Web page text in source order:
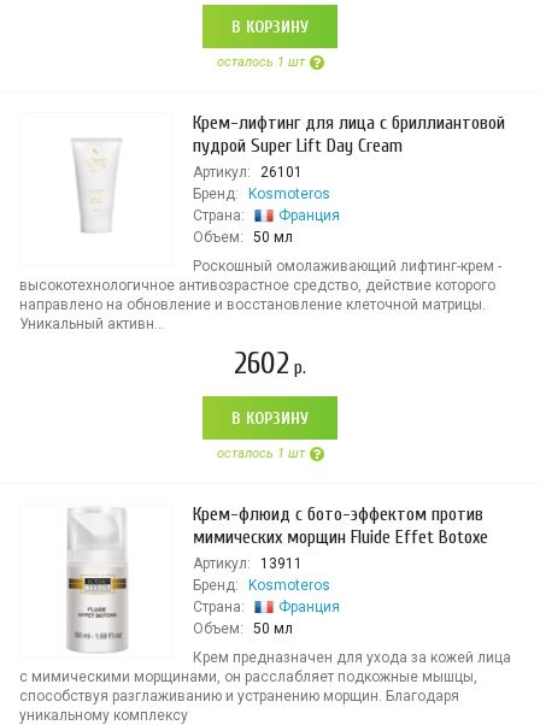
В КОРЗИНУ
осталось 1 шт
Крем-лифтинг для лица с бриллиантовой
пудрой Super Lift Day Cream
Артикул:
26101
Бренд:
Kosmoteros
Страна:
Франция
Объем:
50 мл
Роскошный омолаживающий лифтинг-крем -
высокотехнологичное антивозрастное средство, действие которого
направлено на обновление и восстановление клеточной матрицы.
Уникальный активн...
2602 р.
В КОРЗИНУ
осталось 1 шт
Крем-флюид с бото-эффектом против
мимических морщин Fluide Effet Botoxe
Артикул:
13911
Бренд:
Kosmoteros
Страна:
Франция
Объем:
50 мл
Крем предназначен для ухода за кожей лица
с мимическими морщинами, он расслабляет подкожные мышцы,
способствуя разглаживанию и устранению морщин. Благодаря
уникальному комплексу